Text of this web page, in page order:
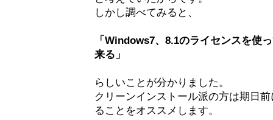
しかし調べてみると、
「Windows7、8.1のライセンスを使
来る」
らしいことが分かりました。
クリーンインストール派の方は期日
ることをオススメします。